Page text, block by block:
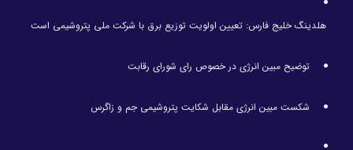
هلدینگ خلیج فارس: تعیین اولویت توزیع برق با شرکت ملی پتروشیمی است
توضیح مبین انرژی در خصوص رای شورای رقابت
شکست مبین انرژی مقابل شکایت پتروشیمی جم و زاگرس